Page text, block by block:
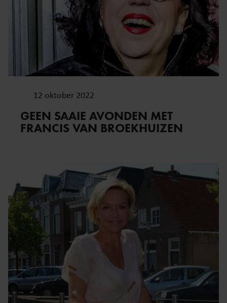
12 oktober 2022
GEEN SAAIE AVONDEN MET
FRANCIS VAN BROEKHUIZEN